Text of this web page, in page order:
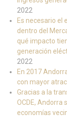
2022
Es necesario el
dentro del
qué impacto
generación
2022
En 2017
con mayor
Gracias a la
OCDE, Andorra
economías